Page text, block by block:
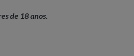
de 18 anos.